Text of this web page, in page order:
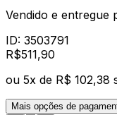
Vendido e entregue
ID: 3503791
R$511,90
ou 5x de R$ 102,38
Mais opções de